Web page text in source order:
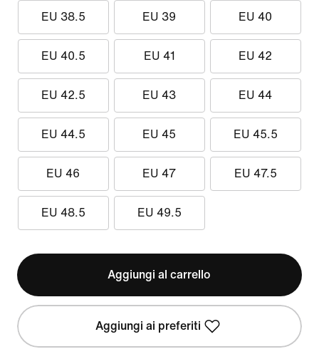
EU 38.5 EU 39 EU 40
EU 40.5 EU 41 EU 42
EU 42.5 EU 43 EU 44
EU 44.5 EU 45 EU 45.5
EU 46 EU 47 EU 47.5
EU 48.5 EU 49.5
Aggiungi al carrello
Aggiungi ai preferiti